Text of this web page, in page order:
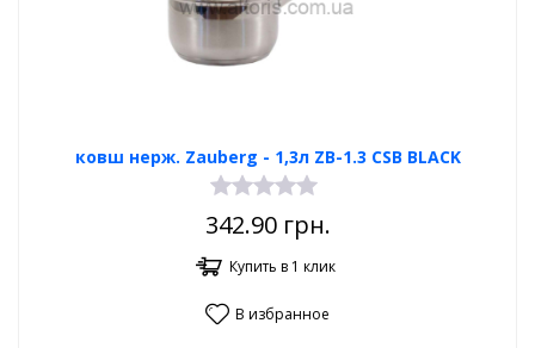
ковш нерж. Zauberg - 1,3л ZB-1.3 CSB BLACK
342.90грн.
Купить в 1 клик
В избранное